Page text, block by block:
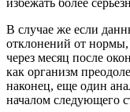
избежать более
В случае же если
отклонений от
через месяц после
как организм
наконец, еще один
началом следующего